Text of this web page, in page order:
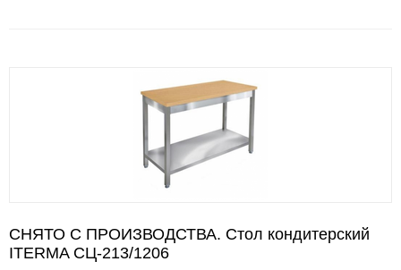
СНЯТО С ПРОИЗВОДСТВА. Стол кондитерский
ITERMA СЦ-213/1206